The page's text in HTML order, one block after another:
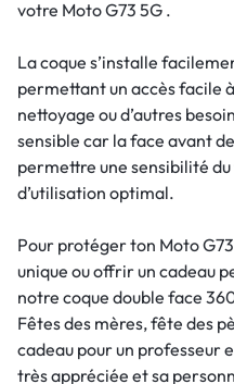
votre Moto G73 5G .
La coque s’installe
permettant un accès facile
nettoyage ou d’autres
sensible car la face avant
permettre une sensibilité
d’utilisation optimal.
Pour protéger ton Moto
unique ou offrir un cadeau
notre coque double face
Fêtes des mères, fête des
cadeau pour un professeur
très appréciée et sa